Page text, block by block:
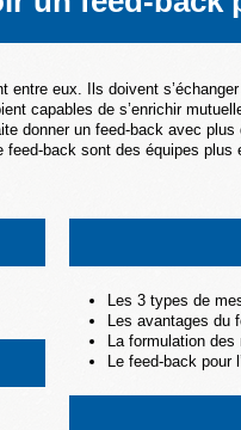
entre eux. Ils doivent
capables de s’enrichir
donner un feed-back avec
feed-back sont des équipes
Les 3 types de
Les avantages du
La formulation des
Le feed-back pour